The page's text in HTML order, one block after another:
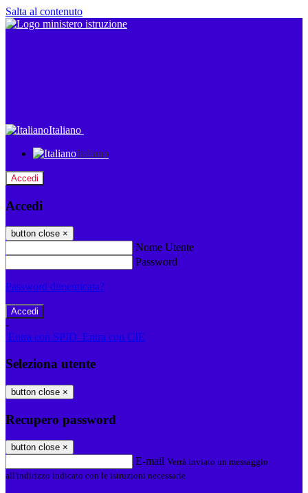
Salta al contenuto
Italiano
Italiano
Accedi
Accedi
button close ×
Nome Utente
Password
Password dimenticata?
-
Entra con SPID Entra con CIE
Seleziona utente
button close ×
Recupero password
button close ×
E-mail Verrà inviato un messaggio
all'indirizzo indicato con le istruzioni necessarie.